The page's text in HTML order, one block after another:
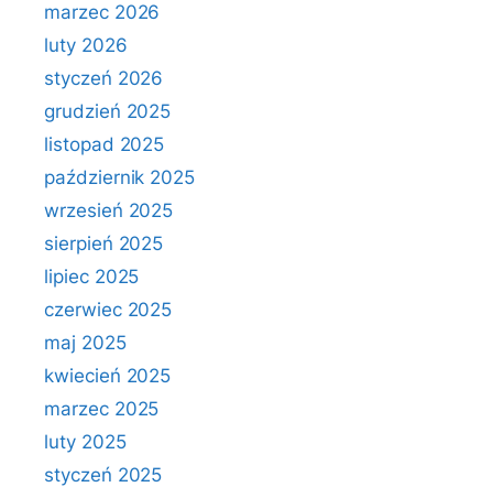
marzec 2026
luty 2026
styczeń 2026
grudzień 2025
listopad 2025
październik 2025
wrzesień 2025
sierpień 2025
lipiec 2025
czerwiec 2025
maj 2025
kwiecień 2025
marzec 2025
luty 2025
styczeń 2025